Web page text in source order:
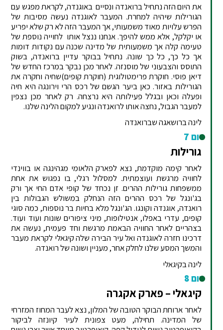
את היום הזה נתחיל ברואנדה ונסיים באוגנדה, לקראת מפגש עם
הגורילות שיהיה למחרת. המעבר לאוגנדה נעשה מסיבות של
הפרש עלויות מאוד משמעותי, אך המעבר הזה לא רק שלא יפריע
או יקלקל, אלא ממש להיפך. אנחנו ננצל אותו לחוייה נוספת של
טעימה קלה אך משמעותית של מדינה שכנה עם נקודות דומות
אך כל כך, כל כך שונה. נתחיל בבוקר עדיין ברואנדה, בשוק
התוסס והצבעוני של מוסנזה. לאחר מכן נבקר במרכז החדש של
דיאן פוסי. חוקרת פרימטולוגית (חוקרת קופים)שחיה וחקרה את
הגורילות באזור. כאן ביער הגשם של רכס הרי וירונגה היא חיה
ופעלה וכאן ובגלל פעילותה היא נרצחה. רק לאחר מכן נצפין
למעבר הגבול, נחצה אותו לרואנדה ונגיע למקום הלינה שלנו.
לינה ברושאגה שברואנדה
יום 7
גורילות
לאחר קימה מוקדמת, נצא לפארק הלאומי מגהינגה או בווינדי
לחוויה מרגשת ועוצמתית. למסלול רגלי, בו נפגוש את אחת
ממשפחות גורילות ההרים. זן נכחד של קופי אדם החי אך ורק
בג'ונגל של רכס ההרים הזה הנחלק במשולש הגבולות בין
רואנדה, אוגנדה וקונגו. הג'ונגל מלא בחיות בר נוספות, כמה סוגי
קופים, עדרי באפלו, אנטילופות, מיני ציפורים שונות ועוד ועוד.
בצהריים לאחר החוויה הבאמת מרגשת וחד פעמית, נעשה את
דרכינו חזרה לאוגנדה ואל עיר הבירה שלה קיגאלי לקראת מעבר
והמשך המסע שלנו לחלק אחר, מעניין ושונה של רואנדה.
לינה בקיגאלי
יום 8
קיגאלי – פארק אקגרה
לאחר ארוחת הבוקר הטובה של המלון, נצא לעבר המחוז המזרחי
של המדינה. תחילה, מעט צפונית לעיר קיונזה לביקור